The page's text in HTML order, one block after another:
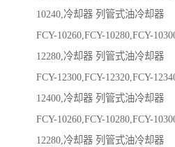
10240,冷却器 列管式油冷却器
FCY-10260,FCY-10280,FCY-
12280,冷却器 列管式油冷却器
FCY-12300,FCY-12320,FCY-
12400,冷却器 列管式油冷却器
FCY-10260,FCY-10280,FCY-
12280,冷却器 列管式油冷却器